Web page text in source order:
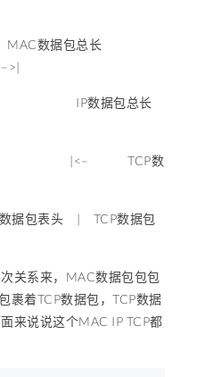
包总长
包总长
数
包表头 | TCP数据包
关系来，MAC数据包包包
裹着TCP数据包，TCP数据
来说说这个MAC IP TCP都